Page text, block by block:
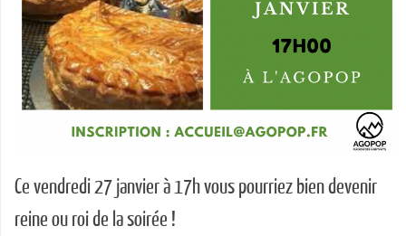
Ce vendredi 27 janvier à 17h vous pourriez bien devenir
reine ou roi de la soirée !